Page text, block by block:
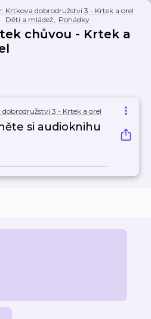
Krtkova dobrodružství 3 - Krtek a orel
Děti a mládež, Pohádky
chůvou - Krtek a
dobrodružství 3 - Krtek a orel
si audioknihu